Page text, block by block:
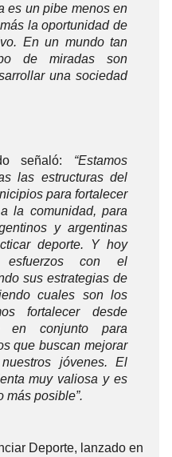
es un pibe menos en
la oportunidad de
En un mundo tan
de miradas son
una sociedad
señaló: “Estamos
las estructuras del
para fortalecer
la comunidad, para
y argentinas
deporte. Y hoy
esfuerzos con el
sus estrategias de
cuales son los
fortalecer desde
en conjunto para
que buscan mejorar
jóvenes. El
muy valiosa y es
más posible”.
Deporte, lanzado en